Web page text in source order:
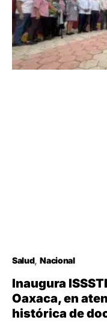
Salud Nacional
Inaugura
Oaxaca, en
histórica de